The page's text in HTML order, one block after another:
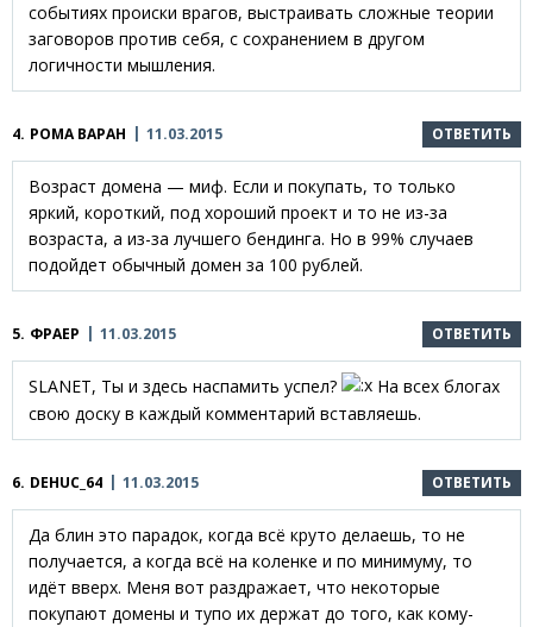
событиях происки врагов, выстраивать сложные теории
заговоров против себя, с сохранением в другом
логичности мышления.
4. РОМА ВАРАН 11.03.2015 ОТВЕТИТЬ
Возраст домена — миф. Если и покупать, то только
яркий, короткий, под хороший проект и то не из-за
возраста, а из-за лучшего бендинга. Но в 99% случаев
подойдет обычный домен за 100 рублей.
5. ФРАЕР 11.03.2015 ОТВЕТИТЬ
SLANET, Ты и здесь наспамить успел?
На всех блогах
свою доску в каждый комментарий вставляешь.
6. DEHUC_64 11.03.2015 ОТВЕТИТЬ
Да блин это парадок, когда всё круто делаешь, то не
получается, а когда всё на коленке и по минимуму, то
идёт вверх. Меня вот раздражает, что некоторые
покупают домены и тупо их держат до того, как кому-